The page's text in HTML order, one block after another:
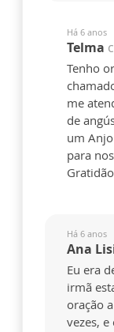
Há 6 anos
Telma
Tenho
me
de
um
para
Há 6 anos
Ana
Eu era
irmã
oração
vezes,